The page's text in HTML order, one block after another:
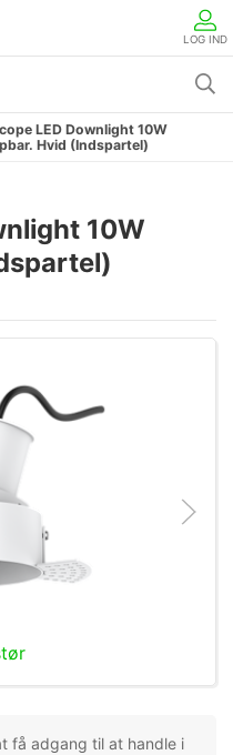
LOG IND
LED Downlight 10W
Hvid (Indspartel)
10W
få adgang til at handle i